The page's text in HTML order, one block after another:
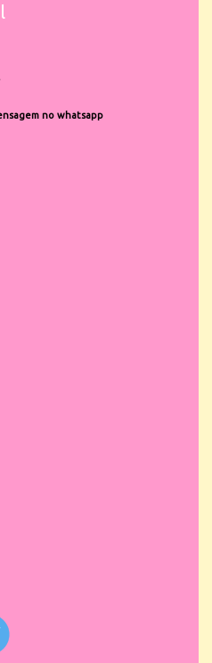
no whatsapp